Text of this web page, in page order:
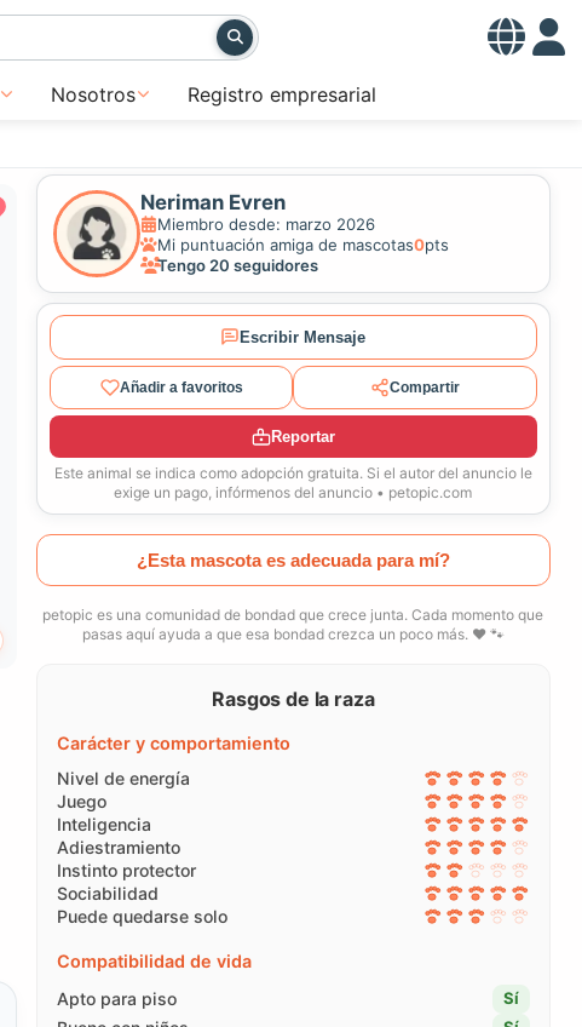
Nosotros Registro empresarial
Neriman Evren
Miembro desde: marzo 2026
Mi puntuación amiga de mascotas0pts
Tengo 20 seguidores
Escribir Mensaje
Añadir a favoritos Compartir
Reportar
Este animal se indica como adopción gratuita. Si el autor del anuncio le
exige un pago, infórmenos del anuncio • petopic.com
¿Esta mascota es adecuada para mí?
petopic es una comunidad de bondad que crece junta. Cada momento que
pasas aquí ayuda a que esa bondad crezca un poco más. ❤️ 🐾
Rasgos de la raza
Carácter y comportamiento
Nivel de energía
Juego
Inteligencia
Adiestramiento
Instinto protector
Sociabilidad
Puede quedarse solo
Compatibilidad de vida
Apto para piso
Sí